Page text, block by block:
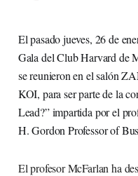
El pasado jueves, 26 de
Gala del Club Harvard de
se reunieron en el salón
KOI, para ser parte de la
Lead?” impartida por el
H. Gordon Professor of
El profesor McFarlan ha